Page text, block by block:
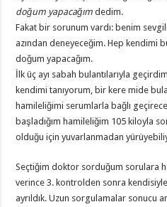
doğum yapacağım dedim.
Fakat bir sorunum vardı: benim
azından deneyeceğim. Hep kendimi
doğum yapacağım.
İlk üç ayı sabah bulantılarıyla
kendimi tanıyorum, bir kere mide
hamileliğimi serumlarla bağlı
başladığım hamileliğim 105 kiloyla
olduğu için yuvarlanmadan
Seçtiğim doktor sorduğum sorulara
verince 3. kontrolden sonra
ayrıldık. Uzun sorgulamalar sonucu